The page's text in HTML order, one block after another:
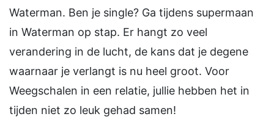
Waterman. Ben je single? Ga tijdens supermaan
in Waterman op stap. Er hangt zo veel
verandering in de lucht, de kans dat je degene
waarnaar je verlangt is nu heel groot. Voor
Weegschalen in een relatie, jullie hebben het in
tijden niet zo leuk gehad samen!